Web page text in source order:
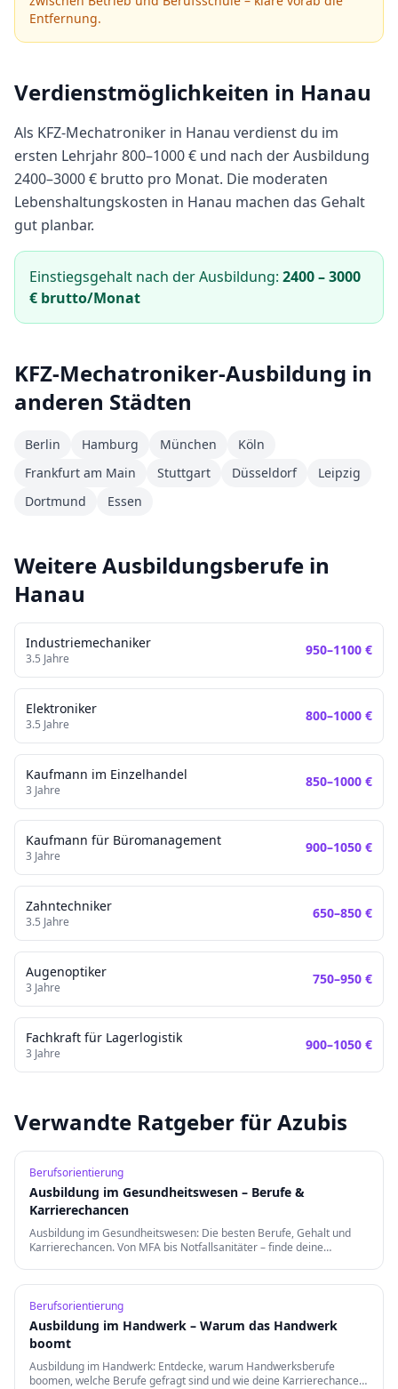
Entfernung.
Verdienstmöglichkeiten in Hanau
Als KFZ-Mechatroniker in Hanau verdienst du im
ersten Lehrjahr800–1000€ und nach der Ausbildung
2400–3000€ brutto pro Monat. Die moderaten
Lebenshaltungskosten in Hanau machen das Gehalt
gut planbar.
Einstiegsgehalt nach der Ausbildung: 2400–3000
€ brutto/Monat
KFZ-Mechatroniker-Ausbildung in
anderen Städten
Berlin Hamburg München
Köln
Frankfurt am Main
Stuttgart Düsseldorf
Leipzig
Dortmund
Essen
Weitere Ausbildungsberufe in
Hanau
Industriemechaniker
3.5 Jahre
950–1100 €
Elektroniker
3.5 Jahre
800–1000 €
Kaufmann im Einzelhandel
3 Jahre
850–1000 €
Kaufmann für Büromanagement
3 Jahre
900–1050 €
Zahntechniker
3.5 Jahre
650–850 €
Augenoptiker
3 Jahre
750–950 €
Fachkraft für Lagerlogistik
3 Jahre
900–1050 €
Verwandte Ratgeber für Azubis
Berufsorientierung
Ausbildung im Gesundheitswesen – Berufe &
Karrierechancen
Ausbildung im Gesundheitswesen: Die besten Berufe, Gehalt und
Karrierechancen. Von MFA bis Notfallsanitäter – finde deine
Berufsorientierung
Ausbildung im Handwerk – Warum das Handwerk
boomt
Ausbildung im Handwerk: Entdecke, warum Handwerksberufe
boomen, welche Berufe gefragt sind und wie deine Karrierechancen